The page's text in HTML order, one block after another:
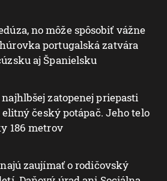
no môže spôsobiť vážne
portugalská zatvára
aj Španielsku
zatopenej priepasti
český potápač. Jeho telo
186 metrov
zaujímať o rodičovský